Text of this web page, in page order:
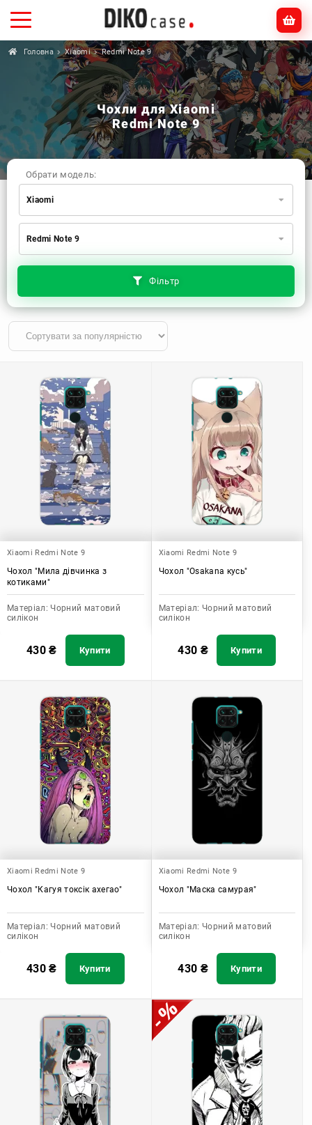
Головна Xiaomi Redmi Note 9
Чохли для Xiaomi
Redmi Note 9
Фільтр
Обрати модель:
Xiaomi
Xiaomi
Apple
Huawei
Realme
TECNO
ZTE
OnePlus
Motorola
Redmi Note 9
Xiaomi Redmi Note 9
Чохол "Мила дівчинка з
котиками"
Матеріал: Чорний матовий
силікон
430₴ Купити
Xiaomi Redmi Note 9
Чохол "Osakana кусь"
Матеріал: Чорний матовий
силікон
430 ₴ Купити
Xiaomi Redmi Note 9
Чохол "Кагуя токсік ахегао"
Матеріал: Чорний матовий
силікон
430₴ Купити
Xiaomi Redmi Note 9
Чохол "Маска самурая"
Матеріал: Чорний матовий
силікон
430 ₴ Купити